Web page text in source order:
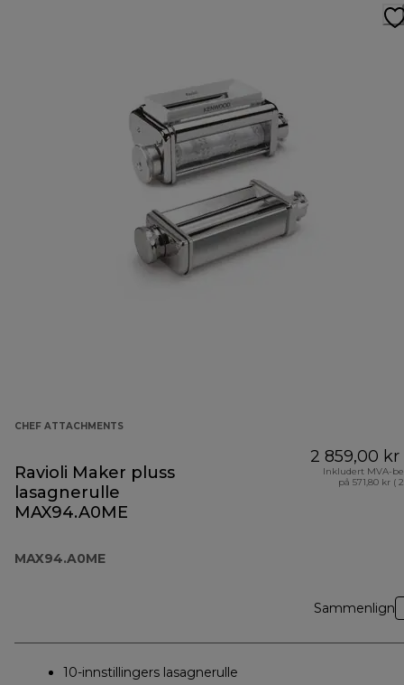
CHEF ATTACHMENTS
Ravioli Maker pluss
lasagnerulle
MAX94.A0ME
MAX94.A0ME
2 859,00 kr
Inkludert MVA-
på 571,80 kr (
Sammenlign
10-innstillingers lasagnerulle